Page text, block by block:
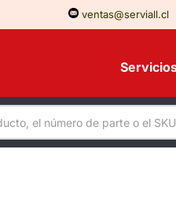
ventas@serviall.cl